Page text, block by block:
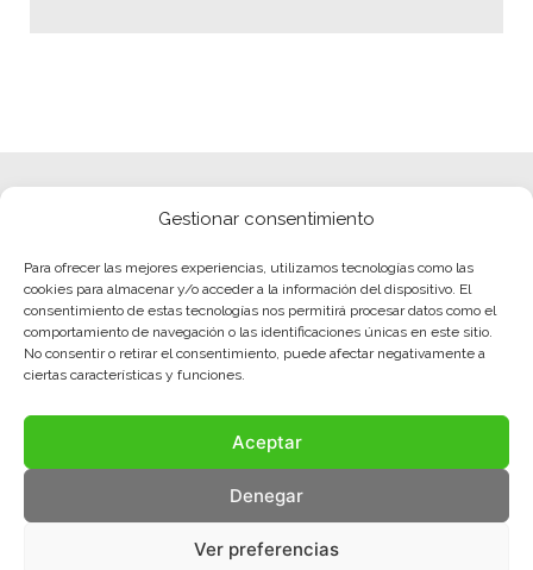
Gestionar consentimiento
Para ofrecer las mejores experiencias, utilizamos tecnologías como las
cookies para almacenar y/o acceder a la información del dispositivo. El
consentimiento de estas tecnologías nos permitirá procesar datos como el
comportamiento de navegación o las identificaciones únicas en este sitio.
No consentir o retirar el consentimiento, puede afectar negativamente a
ciertas características y funciones.
Aceptar
Denegar
Ver preferencias